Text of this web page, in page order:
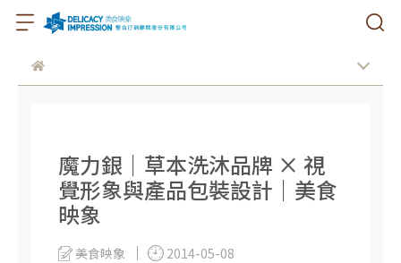
魔力銀｜草本洗沐品牌 × 視
覺形象與產品包裝設計｜美食
映象
美食映象 2014-05-08